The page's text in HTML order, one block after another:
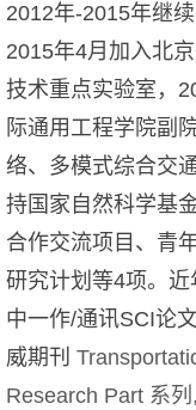
2012年-2015年继
2015年4月加入北
技术重点实验室，
际通用工程学院副
络、多模式综合交
持国家自然科学基
合作交流项目、青
研究计划等4项。
中一作/通讯SCI论
威期刊
Research Part 系